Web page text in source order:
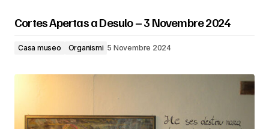
Cortes Apertas a Desulo – 3 Novembre 2024
Casa museo Organismi 5 Novembre 2024